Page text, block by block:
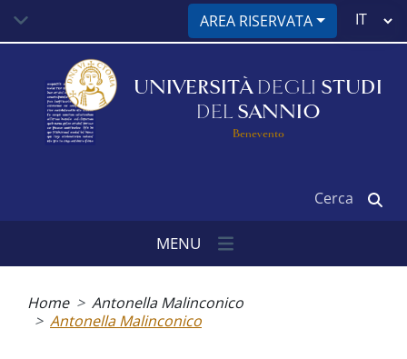
contenuto
AREA RISERVATA
Select
UNIVERSITÀ DEGLI STUDI
DEL SANNIO
Benevento
MENU
pane
Home
Antonella Malinconico
Antonella Malinconico